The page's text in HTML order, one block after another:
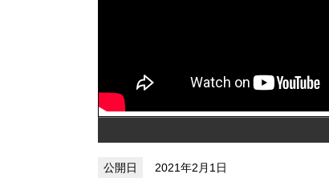
2021年2月1日